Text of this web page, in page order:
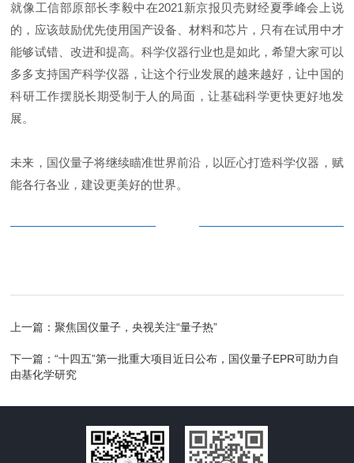
就像工信部原部长李毅中在2021 新京报贝壳财经夏季峰会上说
的，应该鼓励优先使用国产设备、材料和芯片，只有在试用中才
能够试错、改进和提高。科学仪器行业也是如此，希望大家可以
多多支持国产科学仪器，让这个行业发展的越来越好，让中国的
科研工作摆脱长期受制于人的局面，让基础科学更快更好地发
展。
未来，国仪量子将继续瞄准世界前沿，以匠心打造科学仪器，赋
能各行各业，建设更美好的世界。
上一篇：聚焦国仪量子，央视关注“量子热”
下一篇：“十四五”第一批重大项目近日公布，国仪量子EPR可助力自
由基化学研究